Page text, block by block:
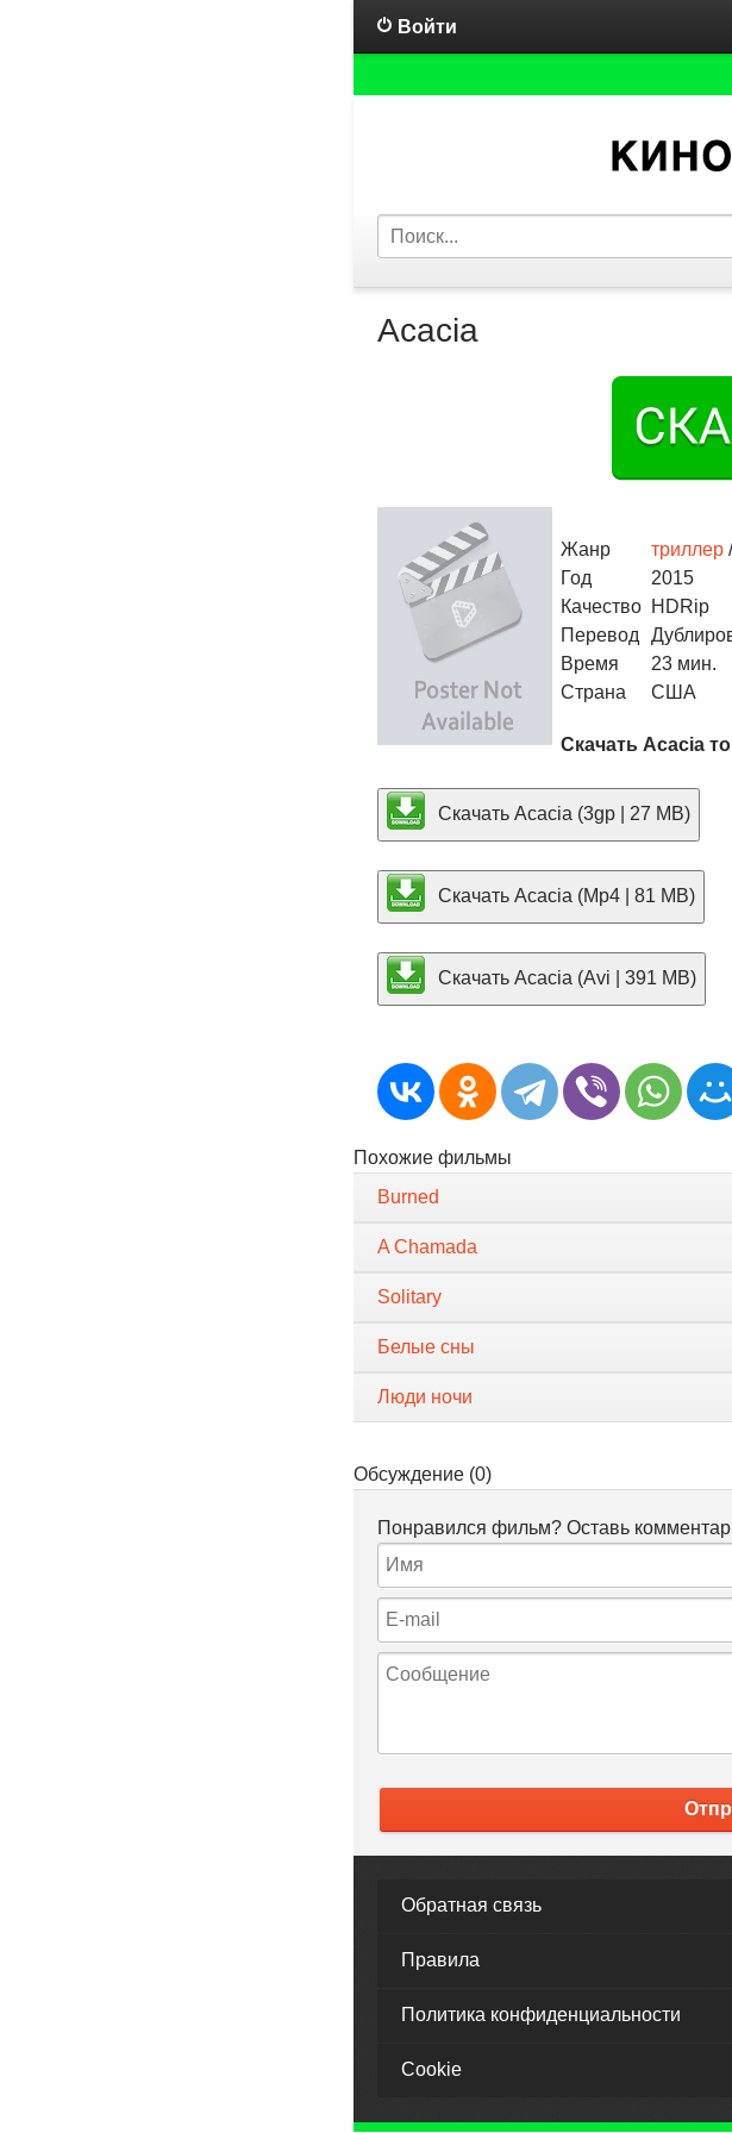
Войти
Acacia
Жанр триллер
Год
2015
Качество HDRip
Перевод
Время
23 мин.
Страна
США
Скачать Acacia
Скачать Acacia (3gp | 27 MB)
Скачать Acacia (Mp4 | 81 MB)
Скачать Acacia (Avi | 391 MB)
Похожие фильмы
Burned
A Chamada
Solitary
Белые сны
Люди ночи
Обсуждение (0)
Понравился фильм? Оставь
Обратная связь
Правила
Политика конфиденциальности
Cookie